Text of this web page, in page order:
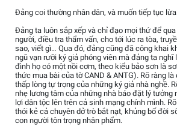
Đảng coi thường nhân dân, và muốn tiếp tục
Đảng ta luôn sắp xếp và chỉ đạo mọi thứ để
người, điều tra thẩm vấn, cho tới lúc ra tòa,
sao, viết gì… Qua đó, đảng cũng đã công khai
ngũ vạn rưỡi ký giả phóng viên mà đảng ta nghĩ
đình họ có một nồi cơm, theo kiểu bảo sơn là
thức mua bài của tờ CAND & ANTG). Rõ ràng
thấp lòng tự trọng của những ký giả nhà nghề.
nhẹ lương tâm của những nhà báo đặt lý tưởng
lợi dân tộc lên trên cả sinh mạng chính mình.
thói kẻ cả chuyên dở trò bắt nạt, khủng bố đời
con người tôn trọng nhân phẩm.